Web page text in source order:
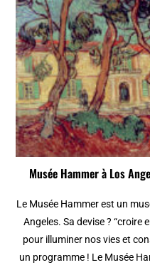
Musée Hammer à Los
Le Musée Hammer est un
Angeles. Sa devise ? “croire
pour illuminer nos vies et
un programme ! Le Musée